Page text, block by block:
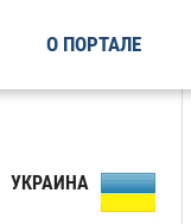
О ПОРТАЛЕ
УКРАИНА